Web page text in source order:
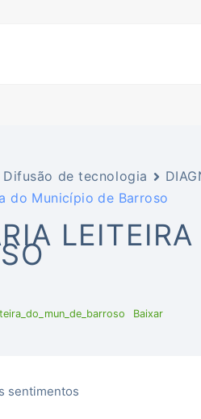
Difusão de tecnologia
do Município de Barroso
Baixar
sentimentos